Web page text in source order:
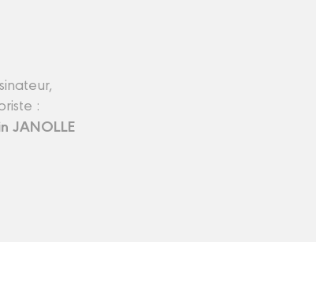
:
JANOLLE